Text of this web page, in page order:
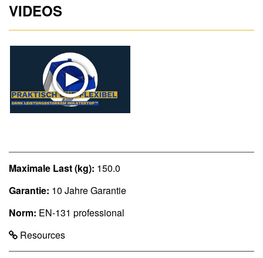
VIDEOS
Maximale Last (kg): 150.0
Garantie: 10 Jahre Garantie
Norm: EN-131 professional
Resources